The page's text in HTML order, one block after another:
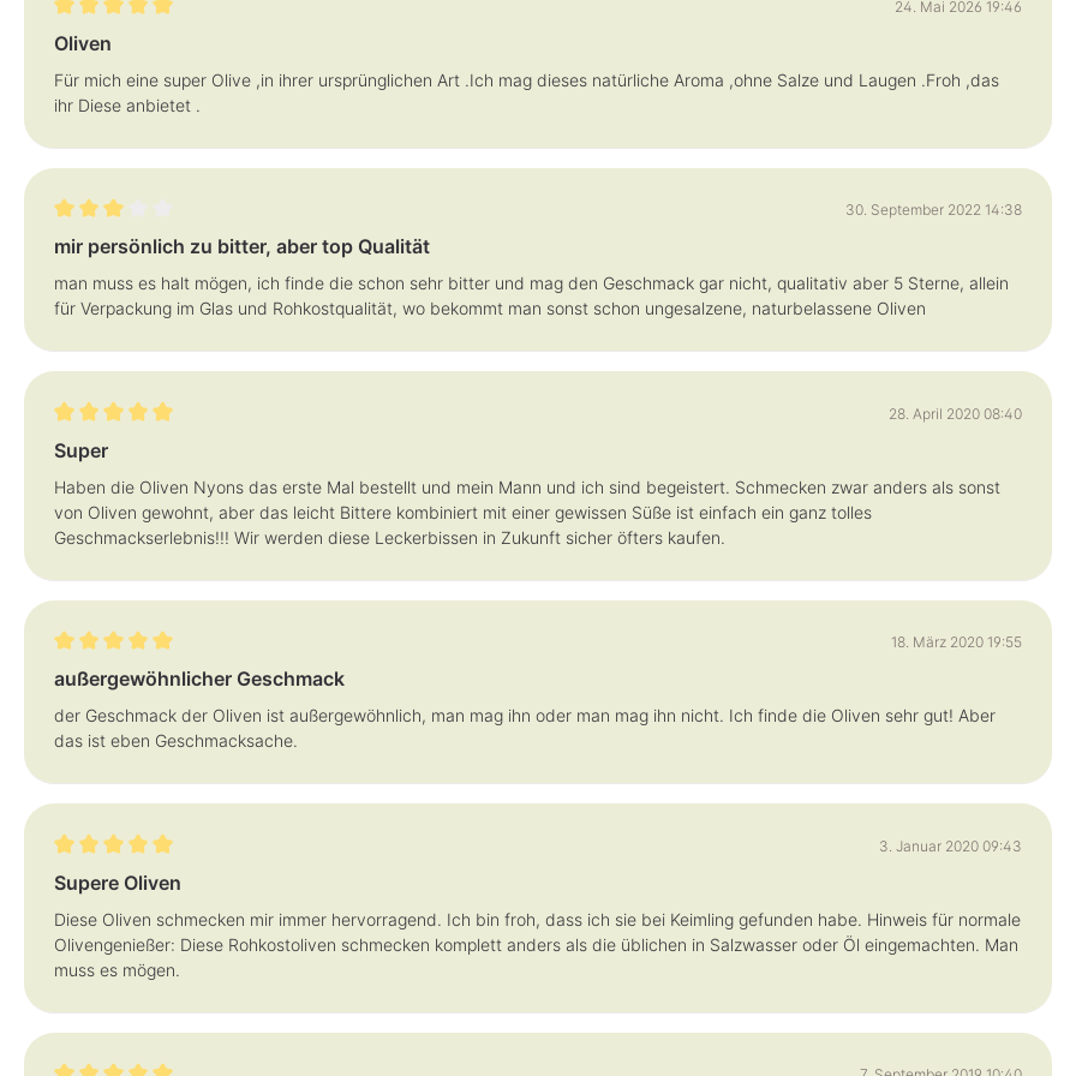
Bewertung mit 5 von 5 Sternen
24. Mai 2026 19:46
Oliven
Für mich eine super Olive ,in ihrer ursprünglichen Art .Ich mag dieses natürliche Aroma ,ohne Salze und Laugen .Froh ,das
ihr Diese anbietet .
Bewertung mit 3 von 5 Sternen
30. September 2022 14:38
mir persönlich zu bitter, aber top Qualität
man muss es halt mögen, ich finde die schon sehr bitter und mag den Geschmack gar nicht, qualitativ aber 5 Sterne, allein
für Verpackung im Glas und Rohkostqualität, wo bekommt man sonst schon ungesalzene, naturbelassene Oliven
Bewertung mit 5 von 5 Sternen
28. April 2020 08:40
Super
Haben die Oliven Nyons das erste Mal bestellt und mein Mann und ich sind begeistert. Schmecken zwar anders als sonst
von Oliven gewohnt, aber das leicht Bittere kombiniert mit einer gewissen Süße ist einfach ein ganz tolles
Geschmackserlebnis!!! Wir werden diese Leckerbissen in Zukunft sicher öfters kaufen.
Bewertung mit 5 von 5 Sternen
18. März 2020 19:55
außergewöhnlicher Geschmack
der Geschmack der Oliven ist außergewöhnlich, man mag ihn oder man mag ihn nicht. Ich finde die Oliven sehr gut! Aber
das ist eben Geschmacksache.
Bewertung mit 5 von 5 Sternen
3. Januar 2020 09:43
Supere Oliven
Diese Oliven schmecken mir immer hervorragend. Ich bin froh, dass ich sie bei Keimling gefunden habe. Hinweis für normale
Olivengenießer: Diese Rohkostoliven schmecken komplett anders als die üblichen in Salzwasser oder Öl eingemachten. Man
muss es mögen.